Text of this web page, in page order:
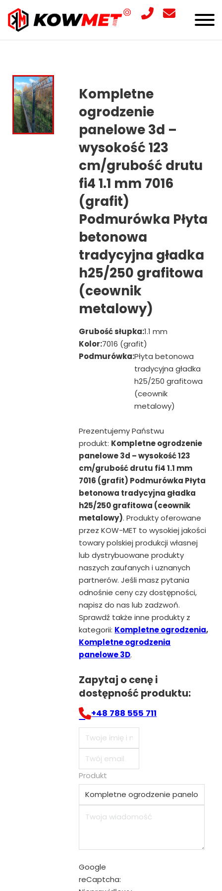
Kompletne
ogrodzenie
panelowe 3d –
wysokość 123
cm/grubość drutu
fi4 1.1 mm 7016
(grafit)
Podmurówka Płyta
betonowa
tradycyjna gładka
h25/250 grafitowa
(ceownik
metalowy)
Grubość słupka:1.1 mm
Kolor:7016 (grafit)
Podmurówka:Płyta betonowa
tradycyjna gładka
h25/250 grafitowa
(ceownik
metalowy)
Prezentujemy Państwu
produkt: Kompletne ogrodzenie
panelowe 3d – wysokość 123
cm/grubość drutu fi4 1.1 mm
7016 (grafit) Podmurówka Płyta
betonowa tradycyjna gładka
h25/250 grafitowa (ceownik
metalowy). Produkty oferowane
przez KOW-MET to wysokiej jakości
towary polskiej produkcji własnej
lub dystrybuowane produkty
naszych zaufanych i uznanych
partnerów. Jeśli masz pytania
odnośnie ceny czy dostępności,
napisz do nas lub zadzwoń.
Sprawdź także inne produkty z
kategorii: Kompletne ogrodzenia,
Kompletne ogrodzenia
panelowe 3D.
Zapytaj o cenę i
dostępność produktu:
+48 788 555 711
Produkt
Google
reCaptcha: